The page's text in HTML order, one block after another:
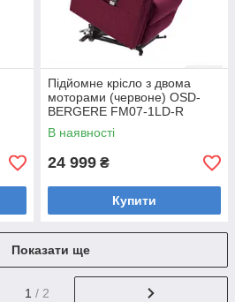
Підйомне крісло з двома
моторами (червоне) OSD-
BERGERE FM07-1LD-R
В наявності
24 999 ₴
Купити
Показати ще
1 / 2